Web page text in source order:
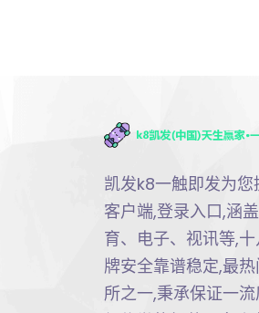
凯发k8一触即发为您
客户端,登录入口,涵
育、电子、视讯等,
牌安全靠谱稳定,最
所之一,秉承保证一